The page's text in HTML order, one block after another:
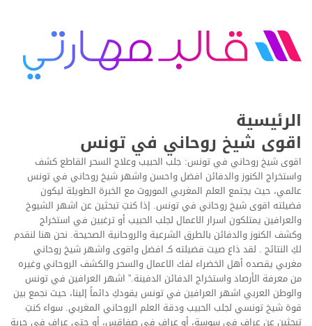
الرئيسية
اقوى شيخ روحاني في تونس
اقوى شيخ روحاني في تونس: جلب الحبيب وعلاج السحر القاطع كشف
واستخراج الكنوز والدفائن افضل واحسن واشهر شيخ روحاني في تونس
عالمي، حيث يجتمع العلم المغربي الموروث مع الخبرة الطويلة ليكون
فضيلته اقوى شيخ روحاني في تونس. إذا كنتِ تبحثين عن اشهر الشيوخ
والعرافين يمتلكون اسرار الاعمال لجلب الحبيب أو ترغبين في استخراج
وكشف الكنوز والدفائن بالطرق الشرعية والروحانية الصحيحة. نحن هنا لنقدم
لكِ النتائج . لقد ذاع صيت فضيلته كـ افضل واقوى واشهر شيخ روحاني
مغربي يقصده أهل الخضراء لفك الاعمال والسحر والكشف الروحاني وغيره
من معرفة الأرصاد واستخراج الدفائن الدفينة.” اشهر العرافين في تونس
والوطن العربي اشهر العرافين في تونس يقودكِ دائماً إلينا، حيث نجمع بين
قوة شيخ تونسي لجلب الحبيب ودقة العلم الروحاني المغربي. سواء كنتِ
تبحثين عن عراف في سوسة، أو عراف في صفاقس، أو حتى عراف في جربة